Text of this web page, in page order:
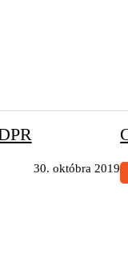
30. októbra 2019